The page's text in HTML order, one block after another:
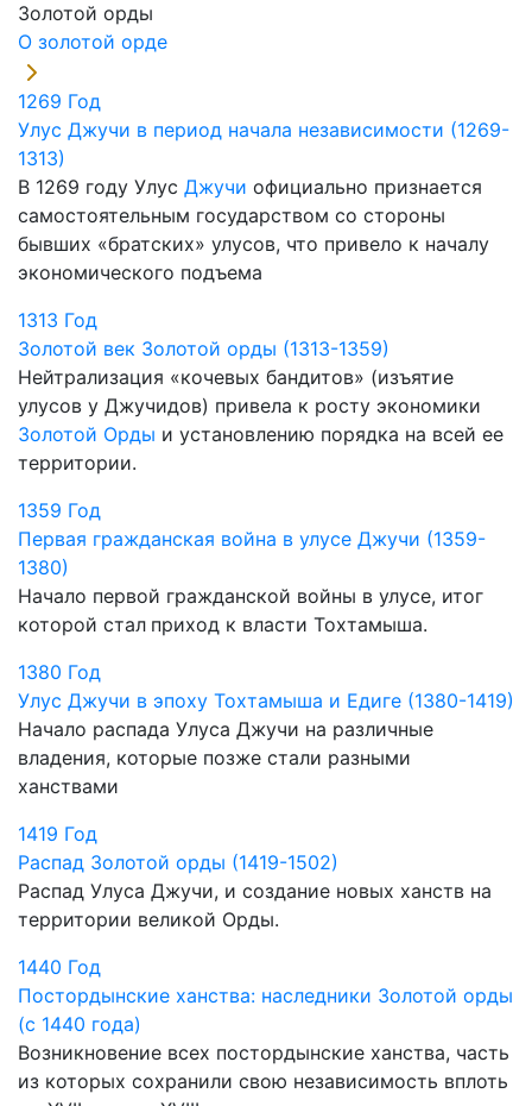
Золотой орды
О золотой орде
1269 Год
Улус Джучи в период начала независимости (1269-
1313)
В 1269 году Улус Джучи официально признается
самостоятельным государством со стороны
бывших «братских» улусов, что привело к началу
экономического подъема
1313 Год
Золотой век Золотой орды (1313-1359)
Нейтрализация «кочевых бандитов» (изъятие
улусов у Джучидов) привела к росту экономики
Золотой Орды и установлению порядка на всей ее
территории.
1359 Год
Первая гражданская война в улусе Джучи (1359-
1380)
Начало первой гражданской войны в улусе, итог
которой стал приход к власти Тохтамыша.
1380 Год
Улус Джучи в эпоху Тохтамыша и Едиге (1380-1419)
Начало распада Улуса Джучи на различные
владения, которые позже стали разными
ханствами
1419 Год
Распад Золотой орды (1419-1502)
Распад Улуса Джучи, и создание новых ханств на
территории великой Орды.
1440 Год
Постордынские ханства: наследники Золотой орды
(с 1440 года)
Возникновение всех постордынские ханства, часть
из которых сохранили свою независимость вплоть